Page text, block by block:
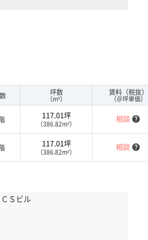
坪数
（m²）
賃料（税抜）
（＠坪単価）
117.01坪
（386.82m²）
相談 help
117.01坪
（386.82m²）
相談 help